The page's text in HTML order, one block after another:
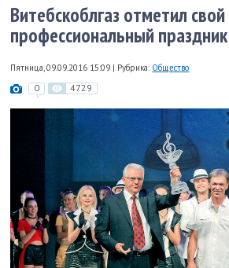
Витебскоблгаз отметил свой
профессиональный праздник
Пятница, 09.09.2016 15:09 | Рубрика: Общество
0 4729